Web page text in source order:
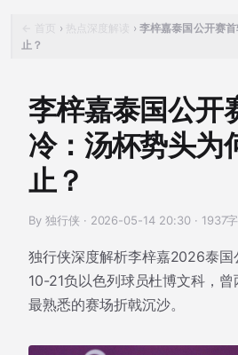
首页 › 热点深度解读 › 李梓嘉泰国公开赛
止？
李梓嘉泰国公开
冷：汤杯势头为
止？
By 独行侠· 2026-05-14 20:30· 1937
独行侠深度解析李梓嘉2026泰国
10-21负以色列球员杜博文科，
最熟悉的赛场折戟沉沙。